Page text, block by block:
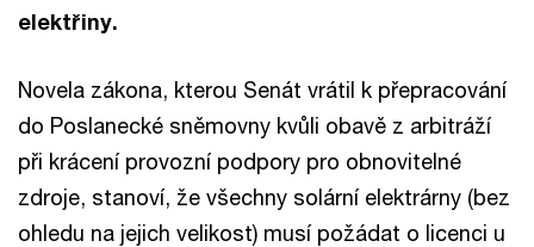
elektřiny.
Novela zákona, kterou Senát vrátil k přepracování
do Poslanecké sněmovny kvůli obavě z arbitráží
při krácení provozní podpory pro obnovitelné
zdroje, stanoví, že všechny solární elektrárny (bez
ohledu na jejich velikost) musí požádat o licenci u